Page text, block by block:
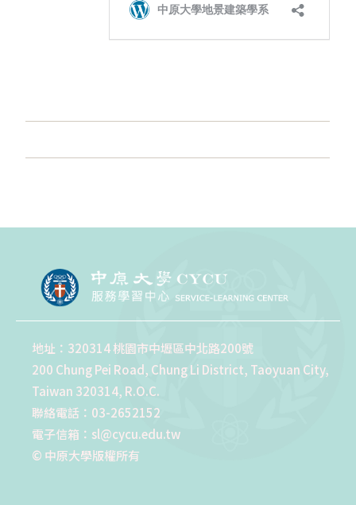
地址：320314 桃園市中壢區中北路200號
200 Chung Pei Road, Chung Li District, Taoyuan City,
Taiwan 320314, R.O.C.
聯絡電話：03-2652152
電子信箱：sl@cycu.edu.tw
© 中原大學版權所有